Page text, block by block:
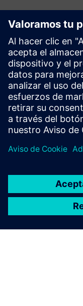
Lista de accionistas
reclamados: 2025
Lista de certificados
haber presentado
Aviso de dividendos
Aviso sobre la